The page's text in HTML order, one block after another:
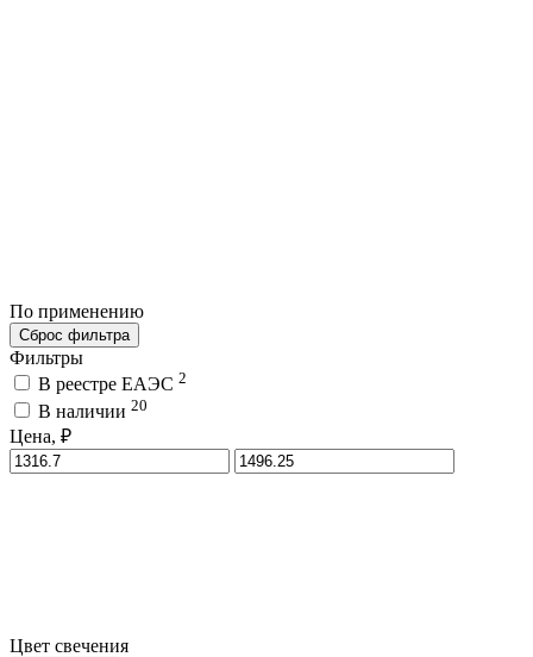
По применению
Сброс фильтра
Фильтры
В реестре ЕАЭС 2
В наличии 20
Цена, ₽
Цвет свечения